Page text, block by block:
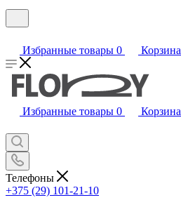
Избранные товары 0 Корзина
Избранные товары 0 Корзина
Телефоны
+375 (29) 101-21-10